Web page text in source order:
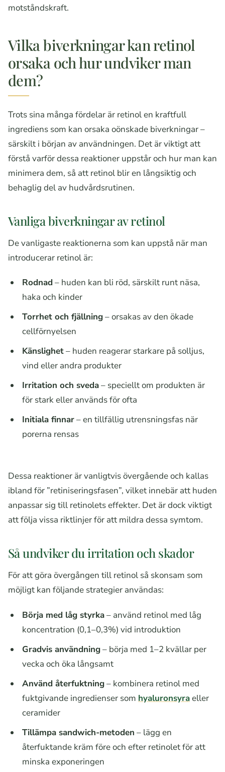
motståndskraft.
Vilka biverkningar kan retinol
orsaka och hur undviker man
dem?
Trots sina många fördelar är retinol en kraftfull
ingrediens som kan orsaka oönskade biverkningar –
särskilt i början av användningen. Det är viktigt att
förstå varför dessa reaktioner uppstår och hur man kan
minimera dem, så att retinol blir en långsiktig och
behaglig del av hudvårdsrutinen.
Vanliga biverkningar av retinol
De vanligaste reaktionerna som kan uppstå när man
introducerar retinol är:
Rodnad – huden kan bli röd, särskilt runt näsa,
haka och kinder
Torrhet och fjällning– orsakas av den ökade
cellförnyelsen
Känslighet– huden reagerar starkare på solljus,
vind eller andra produkter
Irritation och sveda– speciellt om produkten är
för stark eller används för ofta
Initiala finnar– en tillfällig utrensningsfas när
porerna rensas
Dessa reaktioner är vanligtvis övergående och kallas
ibland för ”retiniseringsfasen”, vilket innebär att huden
anpassar sig till retinolets effekter. Det är dock viktigt
att följa vissa riktlinjer för att mildra dessa symtom.
Så undviker du irritation och skador
För att göra övergången till retinol så skonsam som
möjligt kan följande strategier användas:
Börja med låg styrka– använd retinol med låg
koncentration (0,1–0,3%) vid introduktion
Gradvis användning– börja med 1–2 kvällar per
vecka och öka långsamt
Använd återfuktning– kombinera retinol med
fuktgivande ingredienser som hyaluronsyraeller
ceramider
Tillämpa sandwich-metoden – lägg en
återfuktande kräm före och efter retinolet för att
minska exponeringen